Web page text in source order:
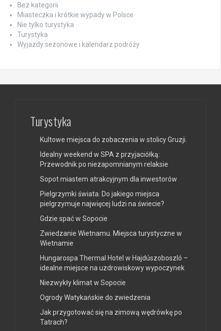
Bez kategorii
Miasteczka i krótkie wypady w Polsce
Nie tylko turystyka
Turystyka
Wyjazdy sezonowe i kalendarz podróży
Turystyka
Kultowe miejsca do zobaczenia w stolicy Gruzji.
Idealny weekend w SPA z przyjaciółką:
Przewodnik po niezapomnianym relaksie
Sopot miastem atrakcyjnym dla inwestorów
Pielgrzymki świata. Do jakiego miejsca
pielgrzymuje najwięcej ludzi na świecie?
Gdzie spać w Sopocie
Zwiedzanie Wietnamu. Miejsca turystyczne w
Wietnamie
Hungarospa Thermal Hotel w Hajdúszoboszló –
idealne miejsce na uzdrowiskowy wypoczynek
Niezwykły klimat w Sopocie
Ogrody Watykańskie do zwiedzenia
Jak przygotować się na zimową wędrówkę po
Tatrach?